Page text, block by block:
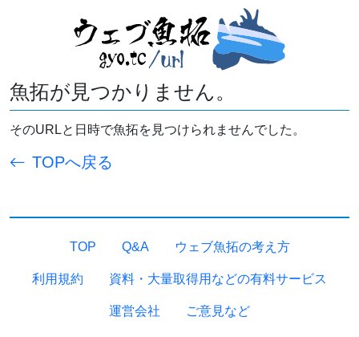
魚拓が見つかりません。
そのURLと日時で魚拓を見つけられませんでした。
TOPへ戻る
TOP Q&A ウェブ魚拓の考え方
利用規約 資料・大量取得用などの有料サービス
運営会社 ご意見など